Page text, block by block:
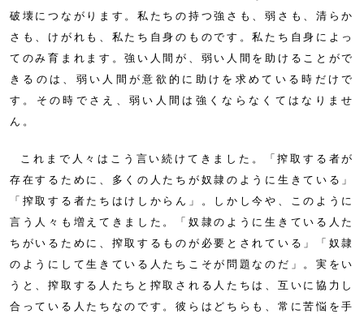
破壊につながります。私たちの持つ強さも、弱さも、清らか
さも、けがれも、私たち自身のものです。私たち自身によっ
てのみ育まれます。強い人間が、弱い人間を助けることがで
きるのは、弱い人間が意欲的に助けを求めている時だけで
す。その時でさえ、弱い人間は強くならなくてはなりませ
ん。
これまで人々はこう言い続けてきました。「搾取する者が
存在するために、多くの人たちが奴隷のように生きている」
「搾取する者たちはけしからん」。しかし今や、このように
言う人々も増えてきました。「奴隷のように生きている人た
ちがいるために、搾取するものが必要とされている」「奴隷
のようにして生きている人たちこそが問題なのだ」。実をい
うと、搾取する人たちと搾取される人たちは、互いに協力し
合っている人たちなのです。彼らはどちらも、常に苦悩を手